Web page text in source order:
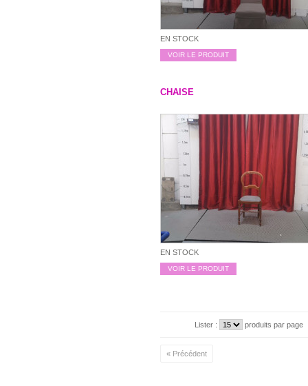
EN STOCK
VOIR LE PRODUIT
CHAISE
EN STOCK
VOIR LE PRODUIT
Lister : produits par page
« Précédent